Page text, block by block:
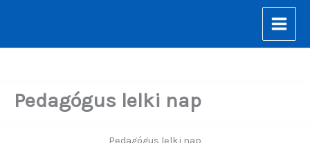
Pedagógus lelki nap